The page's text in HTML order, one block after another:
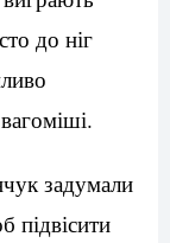
до ніг
задумали
підвісити